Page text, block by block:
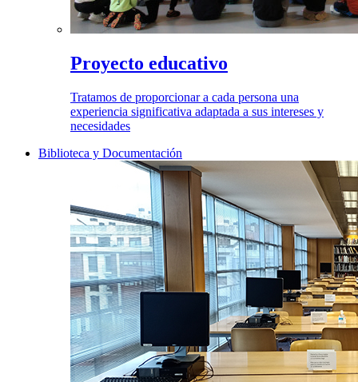
Proyecto educativo
Tratamos de proporcionar a cada persona una
experiencia significativa adaptada a sus intereses y
necesidades
Biblioteca y Documentación